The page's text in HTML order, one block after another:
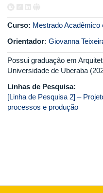
Curso: Mestrado Acadêmico
Orientador: Giovanna
Possui graduação em
Universidade de Uberaba
Linhas de Pesquisa:
[Linha de Pesquisa 2] –
processos e produção